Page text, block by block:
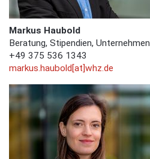
Markus Haubold
Beratung, Stipendien,
+49 375 536 1343
markus.haubold[at]whz.de